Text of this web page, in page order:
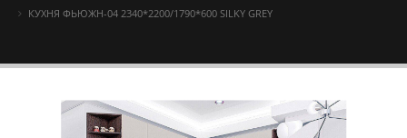
КУХНЯ ФЬЮЖН-04 2340*2200/1790*600 SILKY GREY